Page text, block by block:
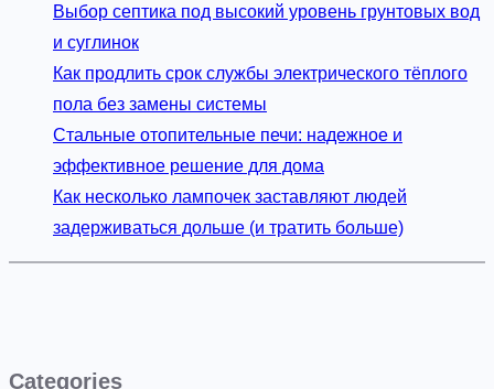
Выбор септика под высокий уровень грунтовых вод
и суглинок
Как продлить срок службы электрического тёплого
пола без замены системы
Стальные отопительные печи: надежное и
эффективное решение для дома
Как несколько лампочек заставляют людей
задерживаться дольше (и тратить больше)
Categories